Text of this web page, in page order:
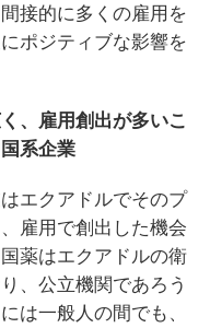
接的に多くの雇用を
ポジティブな影響を
、雇用創出が多いこ
系企業
エクアドルでそのプ
雇用で創出した機会
薬はエクアドルの衛
、公立機関であろう
は一般人の間でも、